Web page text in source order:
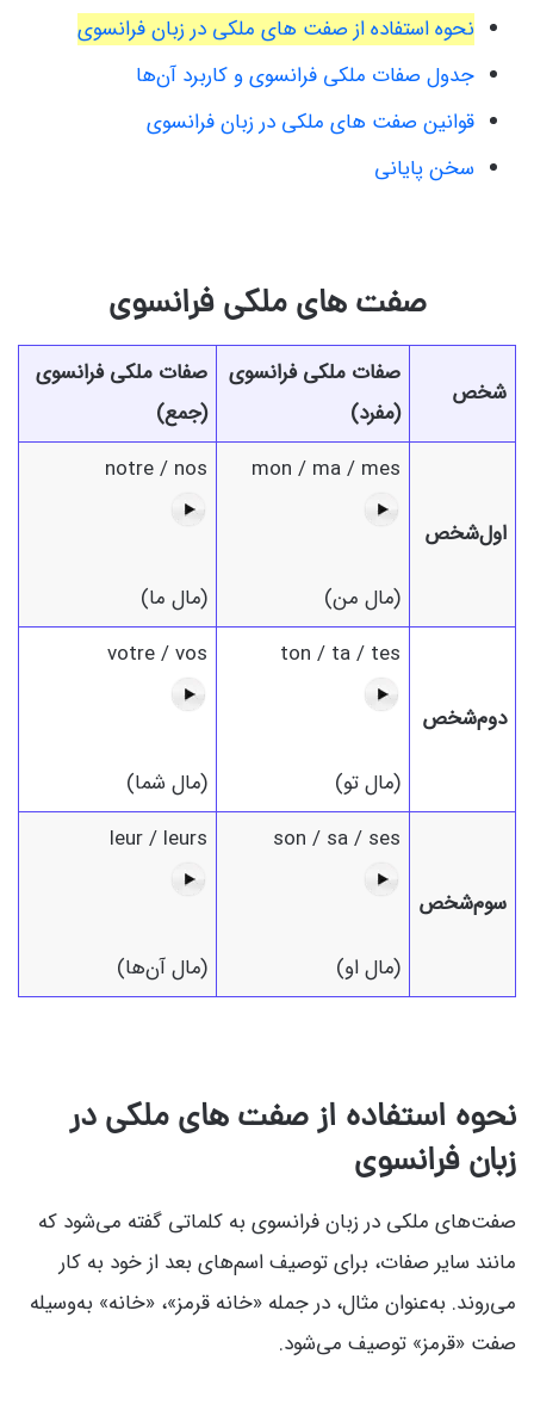
نحوه استفاده از صفت های ملکی در زبان فرانسوی
جدول صفات ملکی فرانسوی و کاربرد آن‌ها
قوانین صفت های ملکی در زبان فرانسوی
سخن پایانی
صفت های ملکی فرانسوی
شخص
صفات ملکی فرانسوی
(مفرد)
صفات ملکی فرانسوی
(جمع)
اول‌شخص
mon / ma / mes
(مال من)
notre / nos
(مال ما)
دوم‌شخص
ton / ta / tes
(مال تو)
votre / vos
(مال شما)
سوم‌شخص
son / sa / ses
(مال او)
leur / leurs
(مال آن‌ها)
نحوه استفاده از صفت های ملکی در
زبان فرانسوی
صفت‌های ملکی در زبان فرانسوی به کلماتی گفته می‌شود که
مانند سایر صفات، برای توصیف اسم‌های بعد از خود به کار
می‌روند. به‌عنوان مثال، در جمله «خانه قرمز»، «خانه» به‌وسیله
صفت «قرمز» توصیف می‌شود.